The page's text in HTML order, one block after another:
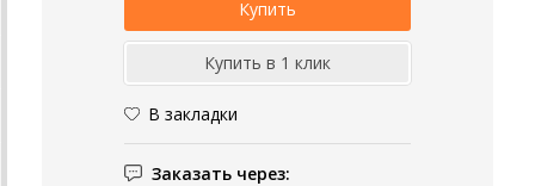
В закладки
Заказать через: